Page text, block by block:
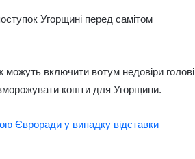
Угорщині перед самітом
включити вотум недовіри голові
кошти для Угорщини.
Євроради у випадку відставки
доповів Ільюкевич
витік небезпечної хімічної речовини:
що вже відомо
Про що застерігали античні політики